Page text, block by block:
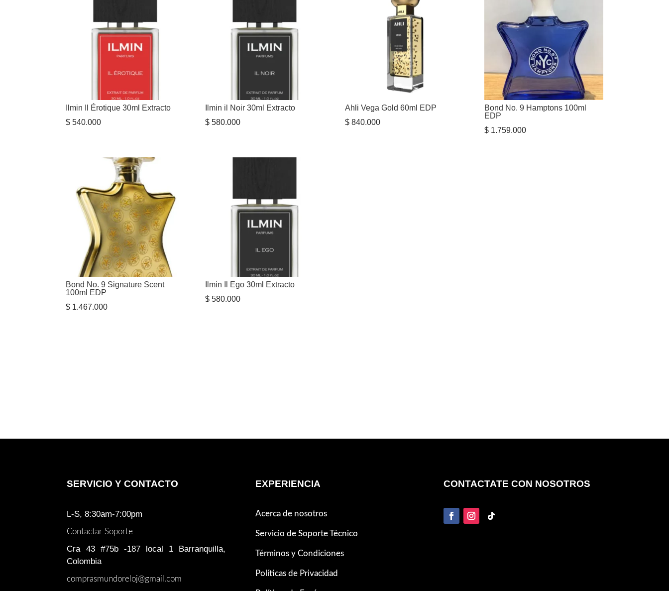
Ilmin Il Érotique 30ml Extracto
$ 540.000
Ilmin il Noir 30ml Extracto
$ 580.000
Ahli Vega Gold 60ml EDP
$840.000
Bond No. 9 Hamptons 100ml
EDP
$1.759.000
Bond No. 9 Signature Scent
100ml EDP
$ 1.467.000
Ilmin Il Ego 30ml Extracto
$ 580.000
SERVICIO Y CONTACTO
L-S, 8:30am-7:00pm
Contactar Soporte
Cra 43 #75b -187 local 1 Barranquilla,
Colombia
comprasmundoreloj@gmail.com
EXPERIENCIA
Acerca de nosotros
Servicio de Soporte Técnico
Términos y Condiciones
Políticas de Privacidad
CONTACTATE CON NOSOTROS